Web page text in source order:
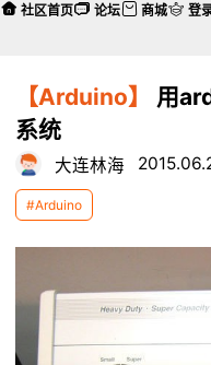
【Arduino】
用
系统
大连林海
#Arduino
社区首页 论坛 商城 登